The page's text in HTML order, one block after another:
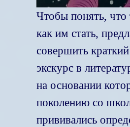
Чтобы понять, что
как им стать,
совершить
экскурс в
на основании
поколению со
прививались